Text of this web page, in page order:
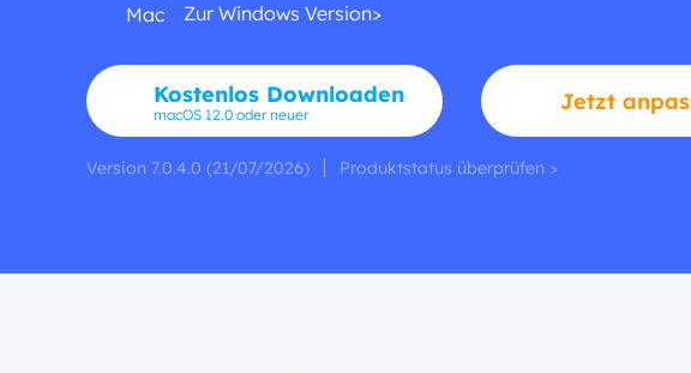
Mac Zur Windows Version>
Kostenlos Downloaden
macOS 12.0 oder neuer Jetzt
Version 7.0.4.0 (21/07/2026) Produktstatus überprüfen >